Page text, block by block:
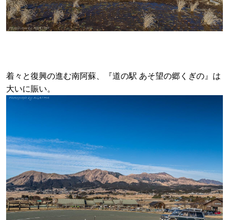
着々と復興の進む南阿蘇、『道の駅 あそ望の郷くぎの』は
大いに賑い。